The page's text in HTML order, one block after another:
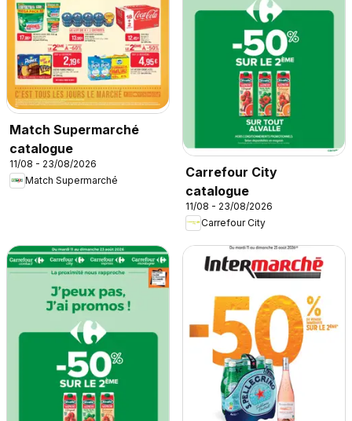
Match Supermarché
catalogue
11/08 - 23/08/2026
Match Supermarché
Carrefour City
catalogue
11/08 - 23/08/2026
Carrefour City